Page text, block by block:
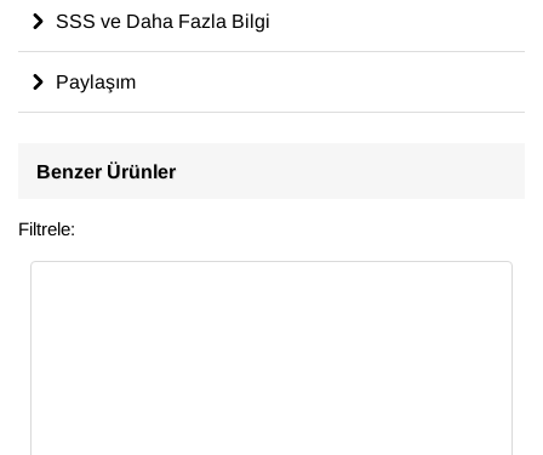
SSS ve Daha Fazla Bilgi
Paylaşım
Benzer Ürünler
Filtrele: